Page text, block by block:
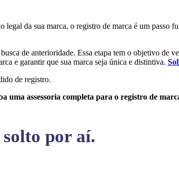
legal da sua marca, o registro de marca é um passo
de anterioridade. Essa etapa tem o objetivo de
e garantir que sua marca seja única e distintiva.
de registro.
uma assessoria completa para o registro de
por aí.